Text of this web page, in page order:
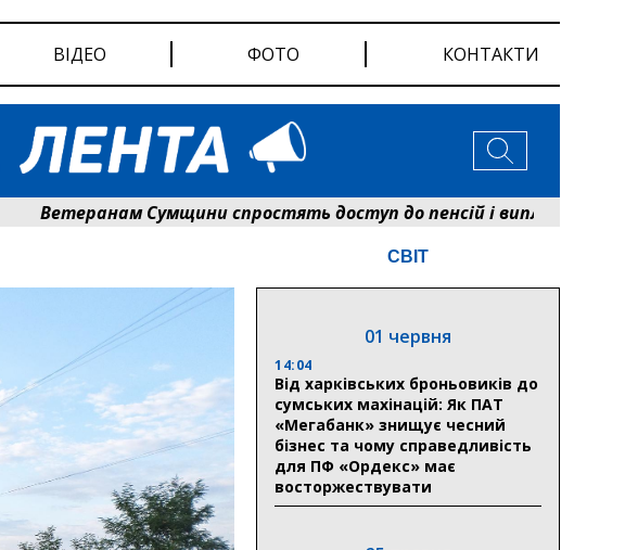
ВІДЕО ФОТО КОНТАКТИ
Ветеранам Сумщини спростять доступ до пенсій і виплат:
СВІТ
01 червня
14:04
Від харківських броньовиків до
сумських махінацій: Як ПАТ
«Мегабанк» знищує чесний
бізнес та чому справедливість
для ПФ «Ордекс» має
восторжествувати